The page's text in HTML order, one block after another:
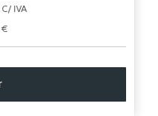
C/ IVA
€